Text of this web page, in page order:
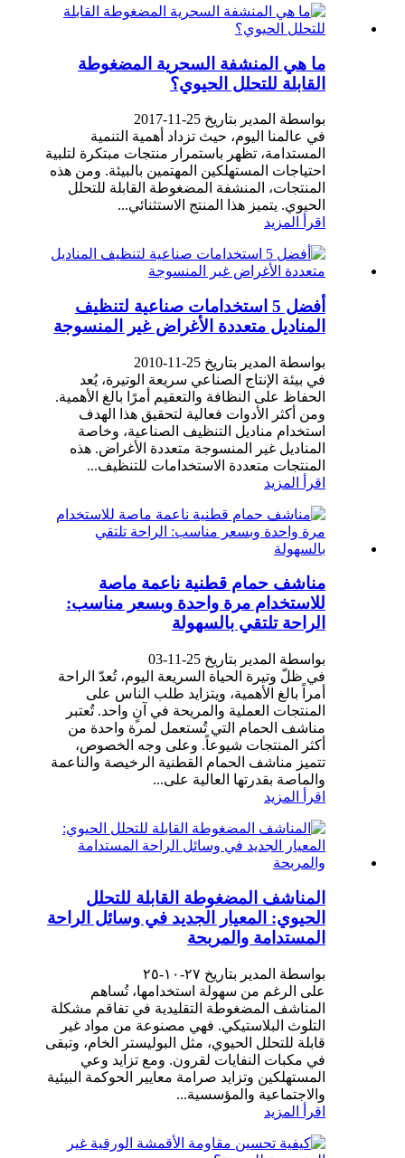
ما هي المنشفة السحرية المضغوطة
القابلة للتحلل الحيوي؟
بواسطة المدير بتاريخ 25-11-2017
في عالمنا اليوم، حيث تزداد أهمية التنمية
المستدامة، تظهر باستمرار منتجات مبتكرة لتلبية
احتياجات المستهلكين المهتمين بالبيئة. ومن هذه
المنتجات، المنشفة المضغوطة القابلة للتحلل
الحيوي. يتميز هذا المنتج الاستثنائي...
اقرأ المزيد
أفضل 5 استخدامات صناعية لتنظيف
المناديل متعددة الأغراض غير المنسوجة
بواسطة المدير بتاريخ 25-11-2010
في بيئة الإنتاج الصناعي سريعة الوتيرة، يُعد
الحفاظ على النظافة والتعقيم أمرًا بالغ الأهمية.
ومن أكثر الأدوات فعالية لتحقيق هذا الهدف
استخدام مناديل التنظيف الصناعية، وخاصة
المناديل غير المنسوجة متعددة الأغراض. هذه
المنتجات متعددة الاستخدامات للتنظيف...
اقرأ المزيد
مناشف حمام قطنية ناعمة ماصة
للاستخدام مرة واحدة وبسعر مناسب:
الراحة تلتقي بالسهولة
بواسطة المدير بتاريخ 25-11-03
في ظلّ وتيرة الحياة السريعة اليوم، تُعدّ الراحة
أمراً بالغ الأهمية، ويتزايد طلب الناس على
المنتجات العملية والمريحة في آنٍ واحد. تُعتبر
مناشف الحمام التي تُستعمل لمرة واحدة من
أكثر المنتجات شيوعاً. وعلى وجه الخصوص،
تتميز مناشف الحمام القطنية الرخيصة والناعمة
والماصة بقدرتها العالية على...
اقرأ المزيد
المناشف المضغوطة القابلة للتحلل
الحيوي: المعيار الجديد في وسائل الراحة
المستدامة والمربحة
بواسطة المدير بتاريخ ٢٧-١٠-٢٥
على الرغم من سهولة استخدامها، تُساهم
المناشف المضغوطة التقليدية في تفاقم مشكلة
التلوث البلاستيكي. فهي مصنوعة من مواد غير
قابلة للتحلل الحيوي، مثل البوليستر الخام، وتبقى
في مكبات النفايات لقرون. ومع تزايد وعي
المستهلكين وتزايد صرامة معايير الحوكمة البيئية
والاجتماعية والمؤسسية...
اقرأ المزيد